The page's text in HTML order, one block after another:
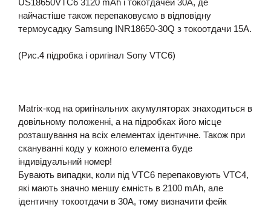
US18650VTC6 3120 mAh і токотдачей 30А, де
найчастіше також перепаковуємо в відповідну
термоусадку Samsung INR18650-30Q з токоотдачи 15А.
(Рис.4 підробка і оригінал Sony VTC6)
Matrix-код на оригінальних акумуляторах знаходиться в
довільному положенні, а на підробках його місце
розташування на всіх елементах ідентичне. Також при
скануванні коду у кожного елемента буде
індивідуальний номер!
Бувають випадки, коли під VTC6 перепаковують VTC4,
які мають значно меншу ємність в 2100 mAh, але
ідентичну токоотдачи в 30А, тому визначити фейк